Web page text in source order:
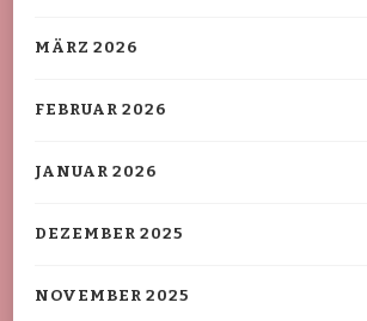
MÄRZ 2026
FEBRUAR 2026
JANUAR 2026
DEZEMBER 2025
NOVEMBER 2025